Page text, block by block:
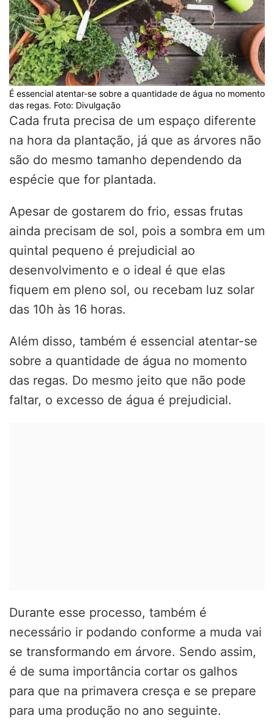
É essencial atentar-se sobre a quantidade de água no momento
das regas. Foto: Divulgação
Cada fruta precisa de um espaço diferente
na hora da plantação, já que as árvores não
são do mesmo tamanho dependendo da
espécie que for plantada.
Apesar de gostarem do frio, essas frutas
ainda precisam de sol, pois a sombra em um
quintal pequeno é prejudicial ao
desenvolvimento e o ideal é que elas
fiquem em pleno sol, ou recebam luz solar
das 10h às 16 horas.
Além disso, também é essencial atentar-se
sobre a quantidade de água no momento
das regas. Do mesmo jeito que não pode
faltar, o excesso de água é prejudicial.
Durante esse processo, também é
necessário ir podando conforme a muda vai
se transformando em árvore. Sendo assim,
é de suma importância cortar os galhos
para que na primavera cresça e se prepare
para uma produção no ano seguinte.